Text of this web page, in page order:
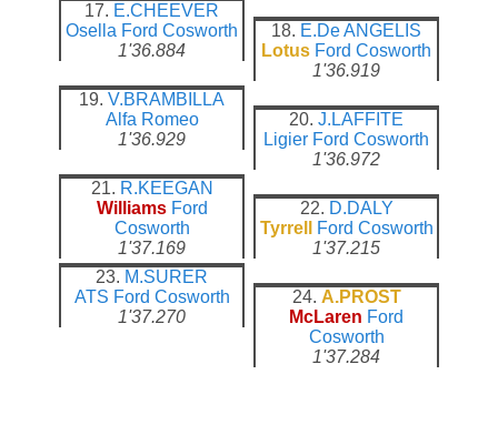
17. E.CHEEVER
Osella Ford Cosworth
1'36.884
18. E.De ANGELIS
Lotus Ford Cosworth
1'36.919
19. V.BRAMBILLA
Alfa Romeo
1'36.929
20. J.LAFFITE
Ligier Ford Cosworth
1'36.972
21. R.KEEGAN
Williams Ford
Cosworth
1'37.169
22. D.DALY
Tyrrell
Ford Cosworth
1'37.215
23. M.SURER
ATS Ford Cosworth
1'37.270
24. A.PROST
McLaren Ford
Cosworth
1'37.284